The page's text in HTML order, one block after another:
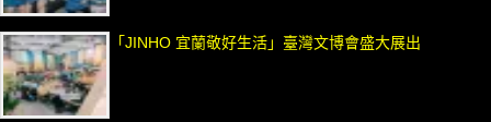
「JINHO 宜蘭敬好生活」臺灣文博會盛大展出